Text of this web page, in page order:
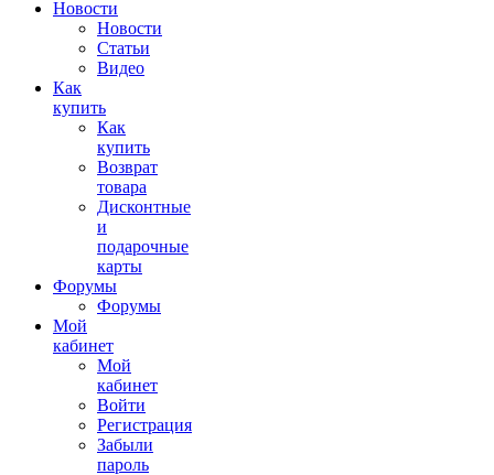
Новости
Новости
Статьи
Видео
Как
купить
Как
купить
Возврат
товара
Дисконтные
и
подарочные
карты
Форумы
Форумы
Мой
кабинет
Мой
кабинет
Войти
Регистрация
Забыли
пароль